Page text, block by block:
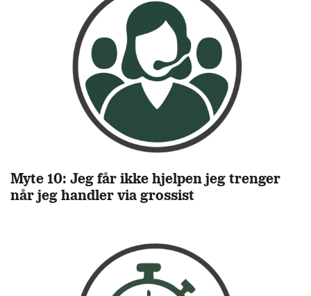
Myte 10: Jeg får ikke hjelpen jeg trenger
når jeg handler via grossist